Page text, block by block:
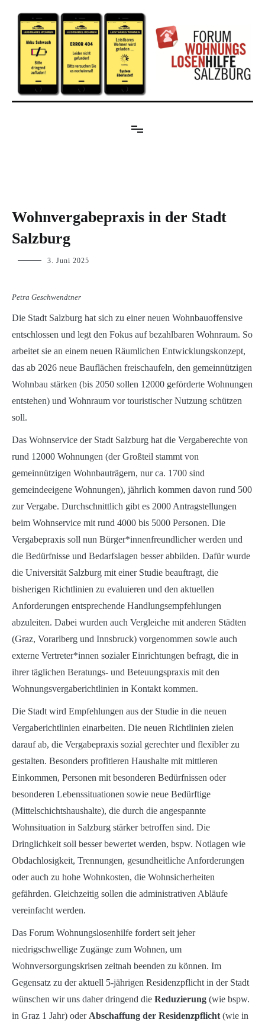
Inhalt
springen
BLOG
Wohnvergabepraxis in der Stadt
Salzburg
p.geschwendtner3. Juni 2025
Petra Geschwendtner
Die Stadt Salzburg hat sich zu einer neuen Wohnbauoffensive
entschlossen und legt den Fokus auf bezahlbaren Wohnraum. So
arbeitet sie an einem neuen Räumlichen Entwicklungskonzept,
das ab 2026 neue Bauflächen freischaufeln, den gemeinnützigen
Wohnbau stärken (bis 2050 sollen 12000 geförderte Wohnungen
entstehen) und Wohnraum vor touristischer Nutzung schützen
soll.
Das Wohnservice der Stadt Salzburg hat die Vergaberechte von
rund 12000 Wohnungen (der Großteil stammt von
gemeinnützigen Wohnbauträgern, nur ca. 1700 sind
gemeindeeigene Wohnungen), jährlich kommen davon rund 500
zur Vergabe. Durchschnittlich gibt es 2000 Antragstellungen
beim Wohnservice mit rund 4000 bis 5000 Personen. Die
Vergabepraxis soll nun Bürger*innenfreundlicher werden und
die Bedürfnisse und Bedarfslagen besser abbilden. Dafür wurde
die Universität Salzburg mit einer Studie beauftragt, die
bisherigen Richtlinien zu evaluieren und den aktuellen
Anforderungen entsprechende Handlungsempfehlungen
abzuleiten. Dabei wurden auch Vergleiche mit anderen Städten
(Graz, Vorarlberg und Innsbruck) vorgenommen sowie auch
externe Vertreter*innen sozialer Einrichtungen befragt, die in
ihrer täglichen Beratungs- und Beteuungspraxis mit den
Wohnungsvergaberichtlinien in Kontakt kommen.
Die Stadt wird Empfehlungen aus der Studie in die neuen
Vergaberichtlinien einarbeiten. Die neuen Richtlinien zielen
darauf ab, die Vergabepraxis sozial gerechter und flexibler zu
gestalten. Besonders profitieren Haushalte mit mittleren
Einkommen, Personen mit besonderen Bedürfnissen oder
besonderen Lebenssituationen sowie neue Bedürftige
(Mittelschichtshaushalte), die durch die angespannte
Wohnsituation in Salzburg stärker betroffen sind. ​Die
Dringlichkeit soll besser bewertet werden, bspw. Notlagen wie
Obdachlosigkeit, Trennungen, gesundheitliche Anforderungen
oder auch zu hohe Wohnkosten, die Wohnsicherheiten
gefährden. Gleichzeitig sollen die administrativen Abläufe
vereinfacht werden.
Das Forum Wohnungslosenhilfe fordert seit jeher
niedrigschwellige Zugänge zum Wohnen, um
Wohnversorgungskrisen zeitnah beenden zu können. Im
Gegensatz zu der aktuell 5-jährigen Residenzpflicht in der Stadt
wünschen wir uns daher dringend die Reduzierung (wie bspw.
in Graz 1 Jahr) oder Abschaffung der Residenzpflicht (wie in